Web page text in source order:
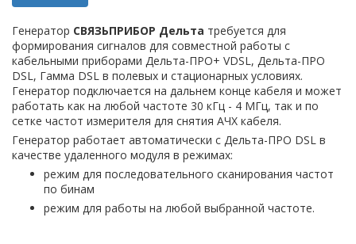
Генератор СВЯЗЬПРИБОР Дельта требуется для
формирования сигналов для совместной работы с
кабельными приборами Дельта-ПРО+ VDSL, Дельта-ПРО
DSL, Гамма DSL в полевых и стационарных условиях.
Генератор подключается на дальнем конце кабеля и может
работать как на любой частоте 30 кГц - 4 МГц, так и по
сетке частот измерителя для снятия АЧХ кабеля.
Генератор работает автоматически с Дельта-ПРО DSL в
качестве удаленного модуля в режимах:
режим для последовательного сканирования частот
по бинам
режим для работы на любой выбранной частоте.